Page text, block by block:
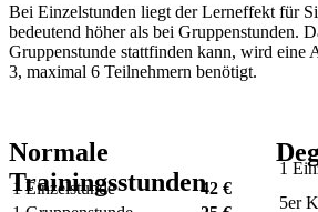
Bei Einzelstunden liegt der Lerneffekt für
bedeutend höher als bei Gruppenstunden.
Gruppenstunde stattfinden kann, wird eine
3, maximal 6 Teilnehmern benötigt.
Normale
Trainingsstunden
1 Einzelstunde
42 €
1
5er